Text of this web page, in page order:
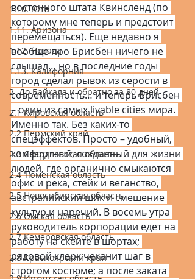
1.10. Юта
1.11. Аризона
1.12. Невада
1.13. Калифорния
2. До Байкала и обратно за 80 дней
2.1 Кировская область
2.2 Пермский край
2.3 Свердловская область
2.4 Тюменская область
2.5 Новосибирская область
2.6 Омская область
2.7 Кемеровская область
2.8 Красноярский край
восточного штата Квинсленд (по
которому мне теперь и предстоит
перемещаться). Еще недавно я
вообще про Брисбен ничего не
слышал… но в последние годы
город сделал рывок из серости в
современность… и теперь Брисбен
– один из самых livable cities мира.
Именно так. Без каких-то
спецэффектов. Просто – удобный,
комфортный, созданный для жизни
людей, где органично смыкаются
офис и река, стейк и веганство,
австралийский шик и смешение
культур и наречий. В восемь утра
руководитель корпорации едет на
работу на скейте в шортах;
рядовой клерк чеканит шаг в
строгом костюме; а после заката